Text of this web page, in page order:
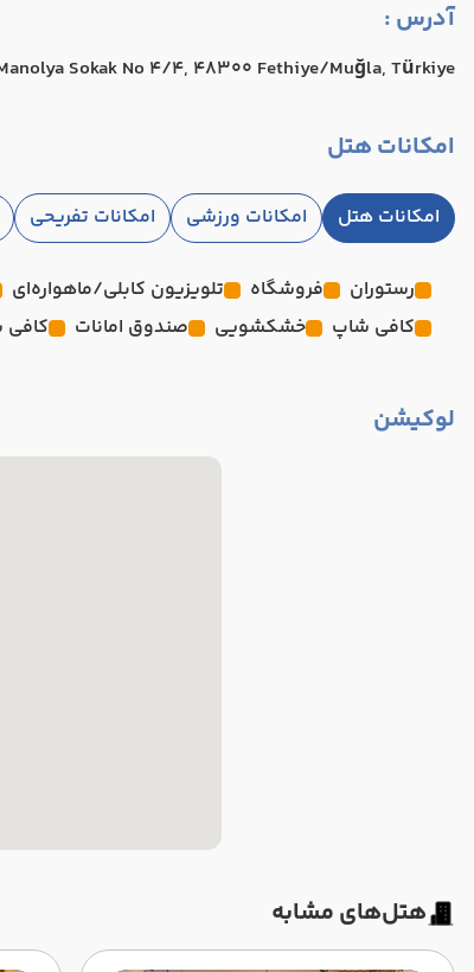
آدرس :
Sokak No 4/4, 48300 Fethiye/Muğla, Türkiye
امکانات هتل
امکانات هتل امکانات ورزشی امکانات تفریحی
رستوران فروشگاه تلویزیون کابلی/ماهواره‌ای
کافی شاپ
خشکشویی صندوق امانات کافی
لوکیشن
هتل‌های مشابه